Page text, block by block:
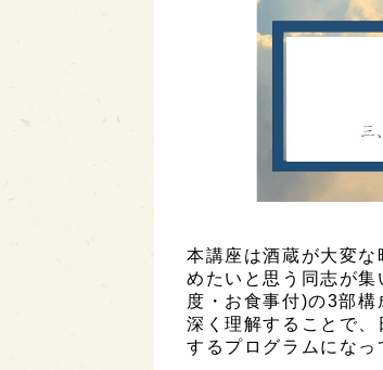
本講座は酒蔵が大変
めたいと思う同志が
度・お食事付)の3部
深く理解することで
するプログラムになっ